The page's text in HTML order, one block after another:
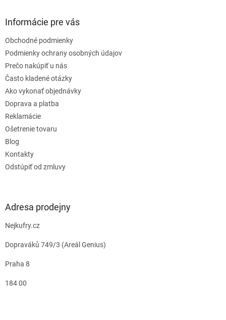
Informácie pre vás
Obchodné podmienky
Podmienky ochrany osobných údajov
Prečo nakúpiť u nás
Často kladené otázky
Ako vykonať objednávky
Doprava a platba
Reklamácie
Ošetrenie tovaru
Blog
Kontakty
Odstúpiť od zmluvy
Adresa prodejny
Nejkufry.cz
Dopraváků 749/3 (Areál Genius)
Praha 8
184 00